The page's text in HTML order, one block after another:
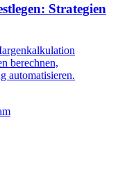
Strategien
berechnen,
automatisieren.